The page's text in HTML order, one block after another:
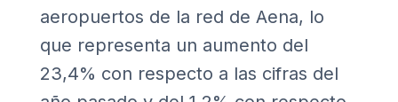
aeropuertos de la red de Aena, lo
que representa un aumento del
23,4% con respecto a las cifras del